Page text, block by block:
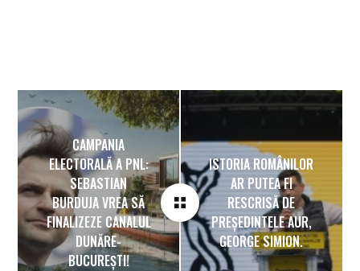
CAMPANIA
ELECTORALĂ A PNL:
SEBASTIAN
BURDUJA VREA SĂ
FINALIZEZE CANALUL
DUNĂRE-
BUCUREȘTI!
ISTORIA ROMÂNILOR
AR PUTEA FI
RESCRISĂ DE
PREȘEDINTELE AUR,
GEORGE SIMION.